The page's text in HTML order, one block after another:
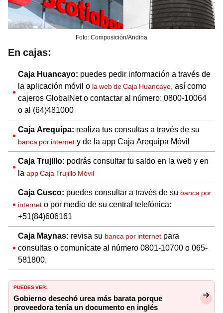
Foto: Composición/Andina
En cajas:
Caja Huancayo: puedes pedir información a través de
la aplicación móvil o la web de Caja Huancayo, así como
cajeros GlobalNet o contactar al número: 0800-10064
o al (64)481000
Caja Arequipa: realiza tus consultas a través de su
banca por internet y de la app Caja Arequipa Móvil
Caja Trujillo: podrás consultar tu saldo en la web y en
la app Caja Trujillo Móvil
Caja Cusco: puedes consultar a través de su banca por
internet o por medio de su central telefónica:
+51(84)606161
Caja Maynas: revisa su banca por internet para
consultas o comunícate al número 0801-10700 o 065-
581800.
PUEDES VER:
Gobierno desechó urea más barata porque
proveedora tenía un documento en inglés